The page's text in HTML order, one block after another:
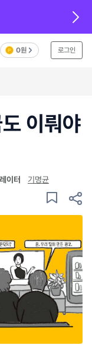
0원 로그인
이뤄야
이터 기명균